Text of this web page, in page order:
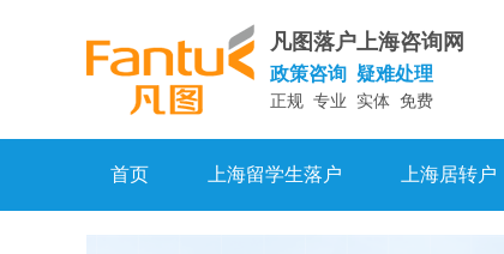
凡图落户上海咨询网
政策咨询 疑难处理
正规 专业 实体 免费
首页 上海留学生落户 上海居转户